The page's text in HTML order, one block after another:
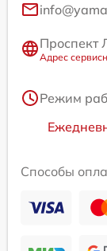
Проспект
Адрес
Режим
Способы